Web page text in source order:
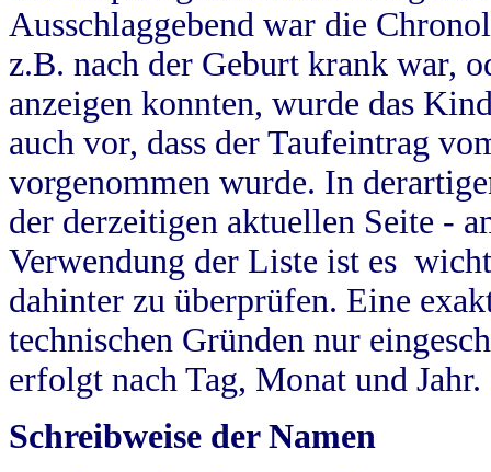
Ausschlaggebend war die
z.B. nach der Geburt krank war,
anzeigen konnten, wurde das
auch vor, dass der Taufeintrag
vorgenommen wurde. In
der derzeitigen aktuellen Seite -
Verwendung der Liste ist es
dahinter zu überprüfen. Eine
technischen Gründen nur
erfolgt nach Tag, Monat und Jahr.
Schreibweise der Namen